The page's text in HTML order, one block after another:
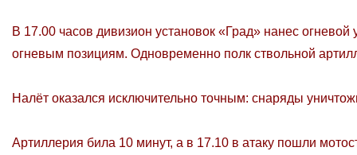
В 17.00 часов дивизион установок «Град» нанес
огневым позициям. Одновременно полк ствольной
Налёт оказался исключительно точным: снаряды
Артиллерия била 10 минут, а в 17.10 в атаку пошли